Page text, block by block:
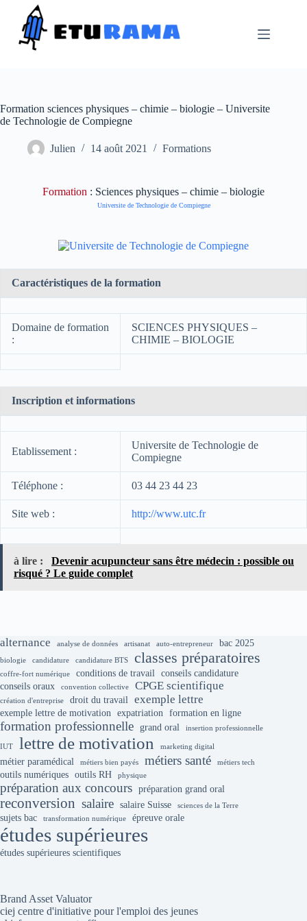
contenu
Formation sciences physiques – chimie – biologie – Universite
de Technologie de Compiegne
Julien 14 août 2021 Formations
Formation : Sciences physiques – chimie – biologie
Universite de Technologie de Compiegne
Caractéristiques de la formation
Domaine de formation
:
SCIENCES PHYSIQUES –
CHIMIE – BIOLOGIE
Inscription et informations
Etablissement :
Universite de Technologie de
Compiegne
Téléphone : 03 44 23 44 23
Site web : http://www.utc.fr
à lire :
Devenir acupuncteur sans être médecin : possible ou
risqué ? Le guide complet
alternance analyse de données artisanat auto-entrepreneur bac 2025
biologie candidature candidature BTS classes préparatoires
coffre-fort numérique conditions de travail conseils candidature
conseils oraux
convention collective CPGE scientifique
création d'entreprise droit du travail exemple lettre
exemple lettre de motivation expatriation formation en ligne
formation professionnelle grand oral insertion professionnelle
IUT lettre de motivation marketing digital
métier paramédical métiers bien payés métiers santé métiers tech
outils numériques outils RH physique
préparation aux concours préparation grand oral
reconversion salaire salaire Suisse sciences de la Terre
sujets bac transformation numérique épreuve orale
études supérieures
études supérieures scientifiques
Brand Asset Valuator
ciej centre d'initiative pour l'emploi des jeunes